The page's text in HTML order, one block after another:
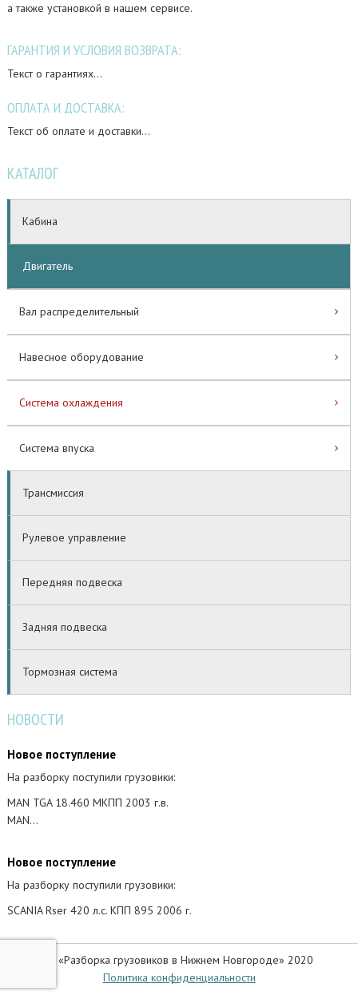
а также установкой в нашем сервисе.
ГАРАНТИЯ И УСЛОВИЯ ВОЗВРАТА:
Текст о гарантиях...
ОПЛАТА И ДОСТАВКА:
Текст об оплате и доставки...
КАТАЛОГ
Кабина
Двигатель
Вал распределительный
Навесное оборудование
Система охлаждения
Система впуска
Трансмиссия
Рулевое управление
Передняя подвеска
Задняя подвеска
Тормозная система
НОВОСТИ
Новое поступление
На разборку поступили грузовики:
MAN TGA 18.460 МКПП 2003 г.в.
MAN…
Новое поступление
На разборку поступили грузовики:
SCANIA Rser 420 л.с. КПП 895 2006 г.
© «Разборка грузовиков в Нижнем Новгороде» 2020
Политика конфиденциальности